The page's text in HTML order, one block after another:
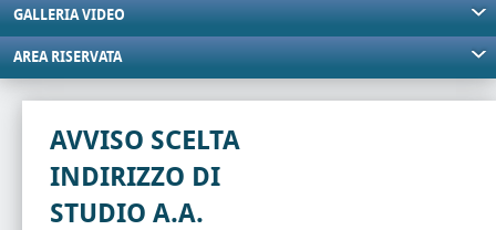
GALLERIA VIDEO
AREA RISERVATA
AVVISO SCELTA
INDIRIZZO DI
STUDIO A.A.